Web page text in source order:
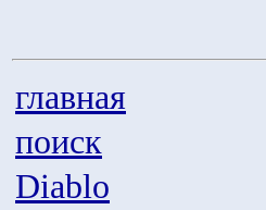
главная
поиск
Diablo